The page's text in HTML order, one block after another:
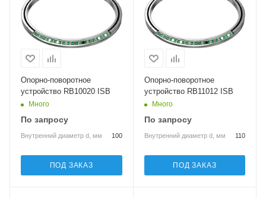
Опорно-поворотное
устройство RB10020 ISB
Много
По запросу
Внутренний диаметр d, мм 100
ПОД ЗАКАЗ
Опорно-поворотное
устройство RB11012 ISB
Много
По запросу
Внутренний диаметр d, мм 110
ПОД ЗАКАЗ